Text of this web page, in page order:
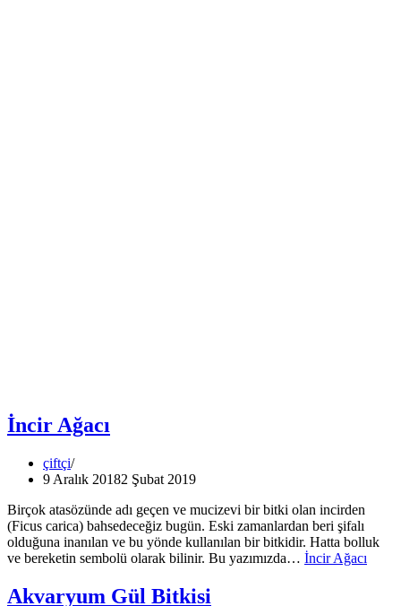
İncir Ağacı
çiftçi
9 Aralık 20182 Şubat 2019
Birçok atasözünde adı geçen ve mucizevi bir bitki olan incirden
(Ficus carica) bahsedeceğiz bugün. Eski zamanlardan beri şifalı
olduğuna inanılan ve bu yönde kullanılan bir bitkidir. Hatta bolluk
ve bereketin sembolü olarak bilinir. Bu yazımızda… İncir Ağacı
Akvaryum Gül Bitkisi